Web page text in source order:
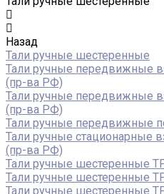
Назад
Тали ручные шестеренные
Тали ручные передвижные
(пр-ва РФ)
Тали ручные передвижные
(пр-ва РФ)
Тали ручные передвижные
Тали ручные стационарные
(пр-ва РФ)
Тали ручные шестеренные
Тали ручные шестеренные
Тали ручные шестеренные